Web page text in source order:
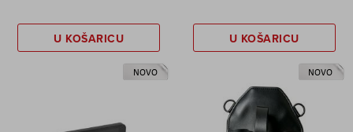
U KOŠARICU U KOŠARICU
NOVO NOVO